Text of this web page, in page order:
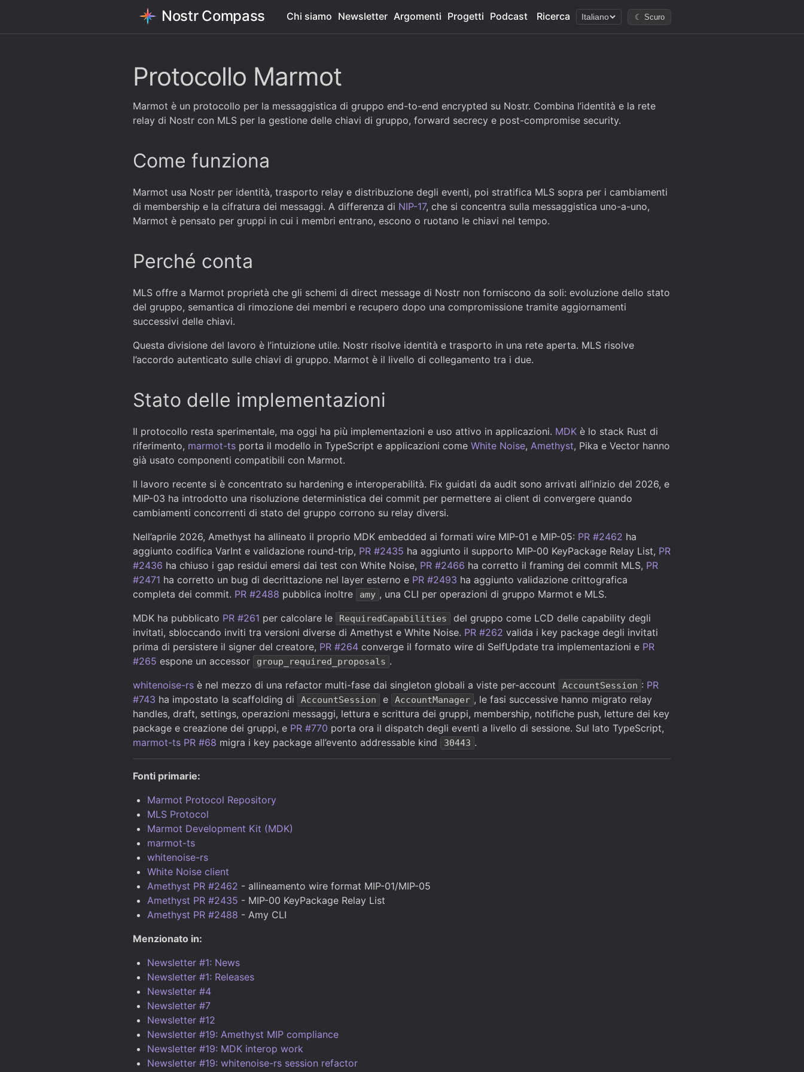
Nostr Compass Chi siamo Newsletter Argomenti Progetti Podcast Ricerca Italiano ☾ Scuro
Protocollo Marmot
Marmot è un protocollo per la messaggistica di gruppo end-to-end encrypted su Nostr. Combina l’identità e la rete
relay di Nostr con MLS per la gestione delle chiavi di gruppo, forward secrecy e post-compromise security.
Come funziona
Marmot usa Nostr per identità, trasporto relay e distribuzione degli eventi, poi stratifica MLS sopra per i cambiamenti
di membership e la cifratura dei messaggi. A differenza di NIP-17, che si concentra sulla messaggistica uno-a-uno,
Marmot è pensato per gruppi in cui i membri entrano, escono o ruotano le chiavi nel tempo.
Perché conta
MLS offre a Marmot proprietà che gli schemi di direct message di Nostr non forniscono da soli: evoluzione dello stato
del gruppo, semantica di rimozione dei membri e recupero dopo una compromissione tramite aggiornamenti
successivi delle chiavi.
Questa divisione del lavoro è l’intuizione utile. Nostr risolve identità e trasporto in una rete aperta. MLS risolve
l’accordo autenticato sulle chiavi di gruppo. Marmot è il livello di collegamento tra i due.
Stato delle implementazioni
Il protocollo resta sperimentale, ma oggi ha più implementazioni e uso attivo in applicazioni. MDK è lo stack Rust di
riferimento, marmot-ts porta il modello in TypeScript e applicazioni come White Noise, Amethyst, Pika e Vector hanno
già usato componenti compatibili con Marmot.
Il lavoro recente si è concentrato su hardening e interoperabilità. Fix guidati da audit sono arrivati all’inizio del 2026, e
MIP-03 ha introdotto una risoluzione deterministica dei commit per permettere ai client di convergere quando
cambiamenti concorrenti di stato del gruppo corrono su relay diversi.
Nell’aprile 2026, Amethyst ha allineato il proprio MDK embedded ai formati wire MIP-01 e MIP-05: PR #2462 ha
aggiunto codifica VarInt e validazione round-trip, PR #2435 ha aggiunto il supporto MIP-00 KeyPackage Relay List, PR
#2436 ha chiuso i gap residui emersi dai test con White Noise, PR #2466 ha corretto il framing dei commit MLS, PR
#2471 ha corretto un bug di decrittazione nel layer esterno e PR #2493 ha aggiunto validazione crittografica
completa dei commit. PR #2488 pubblica inoltre amy , una CLI per operazioni di gruppo Marmot e MLS.
MDK ha pubblicato PR #261 per calcolare le RequiredCapabilities
del gruppo come LCD delle capability degli
invitati, sbloccando inviti tra versioni diverse di Amethyst e White Noise. PR #262 valida i key package degli invitati
prima di persistere il signer del creatore, PR #264 converge il formato wire di SelfUpdate tra implementazioni e PR
#265 espone un accessor group_required_proposals .
whitenoise-rs è nel mezzo di una refactor multi-fase dai singleton globali a viste per-account AccountSession : PR
#743 ha impostato la scaffolding di AccountSession e AccountManager , le fasi successive hanno migrato relay
handles, draft, settings, operazioni messaggi, lettura e scrittura dei gruppi, membership, notifiche push, letture dei key
package e creazione dei gruppi, e PR #770 porta ora il dispatch degli eventi a livello di sessione. Sul lato TypeScript,
marmot-ts PR #68 migra i key package all’evento addressable kind 30443 .
Fonti primarie:
Marmot Protocol Repository
MLS Protocol
Marmot Development Kit (MDK)
marmot-ts
whitenoise-rs
White Noise client
Amethyst PR #2462 - allineamento wire format MIP-01/MIP-05
Amethyst PR #2435 - MIP-00 KeyPackage Relay List
Amethyst PR #2488 - Amy CLI
Menzionato in:
Newsletter #1: News
Newsletter #1: Releases
Newsletter #4
Newsletter #7
Newsletter #12
Newsletter #19: Amethyst MIP compliance
Newsletter #19: MDK interop work
Newsletter #19: whitenoise-rs session refactor